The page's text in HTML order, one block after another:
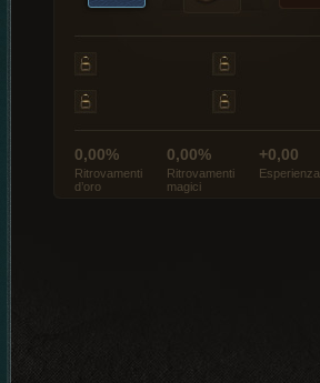
0,00%
Ritrovamenti
d’oro
0,00%
Ritrovamenti
magici
+0,00
Esperienza